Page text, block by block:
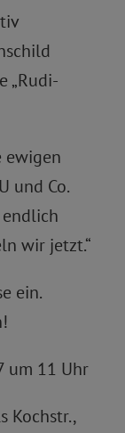
„Rudi-
ewigen
und Co.
wir jetzt.“
ein.
um 11 Uhr
Kochstr.,